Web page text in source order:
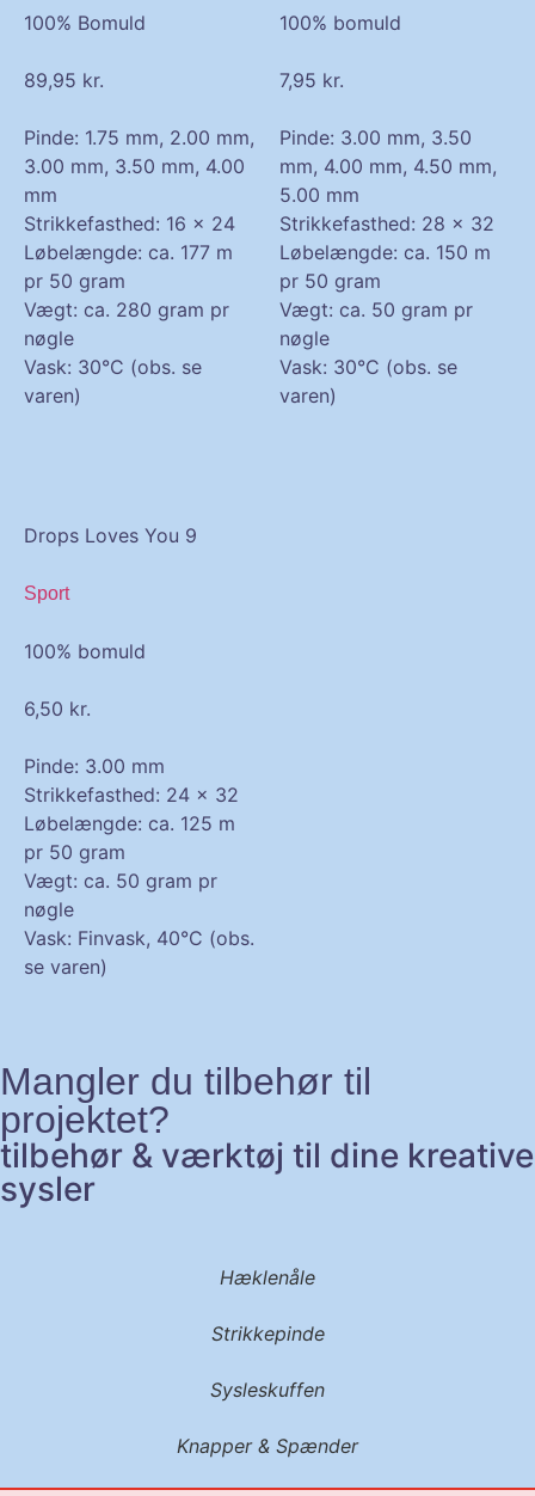
100% Bomuld
89,95 kr.
Pinde: 1.75 mm, 2.00 mm,
3.00 mm, 3.50 mm, 4.00
mm
Strikkefasthed: 16 x 24
Løbelængde: ca. 177 m
pr 50 gram
Vægt: ca. 280 gram pr
nøgle
Vask: 30°C (obs. se
varen)
100% bomuld
7,95 kr.
Pinde: 3.00 mm, 3.50
mm, 4.00 mm, 4.50 mm,
5.00 mm
Strikkefasthed: 28 x 32
Løbelængde: ca. 150 m
pr 50 gram
Vægt: ca. 50 gram pr
nøgle
Vask: 30°C (obs. se
varen)
Drops Loves You 9
Sport
100% bomuld
6,50 kr.
Pinde: 3.00 mm
Strikkefasthed: 24 x 32
Løbelængde: ca. 125 m
pr 50 gram
Vægt: ca. 50 gram pr
nøgle
Vask: Finvask, 40°C (obs.
se varen)
Mangler du tilbehør til
projektet?
tilbehør & værktøj til dine kreative
sysler
Hæklenåle
Strikkepinde
Sysleskuffen
Knapper & Spænder